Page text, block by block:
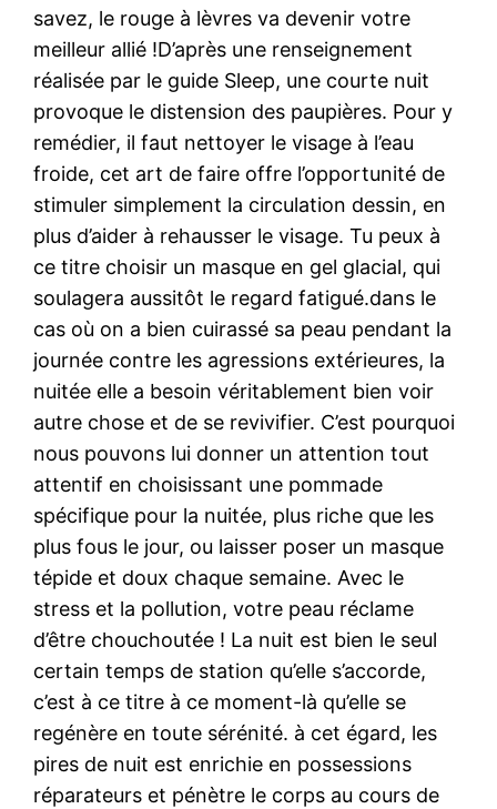
savez, le rouge à lèvres va devenir votre
meilleur allié !D’après une renseignement
réalisée par le guide Sleep, une courte nuit
provoque le distension des paupières. Pour y
remédier, il faut nettoyer le visage à l’eau
froide, cet art de faire offre l’opportunité de
stimuler simplement la circulation dessin, en
plus d’aider à rehausser le visage. Tu peux à
ce titre choisir un masque en gel glacial, qui
soulagera aussitôt le regard fatigué.dans le
cas où on a bien cuirassé sa peau pendant la
journée contre les agressions extérieures, la
nuitée elle a besoin véritablement bien voir
autre chose et de se revivifier. C’est pourquoi
nous pouvons lui donner un attention tout
attentif en choisissant une pommade
spécifique pour la nuitée, plus riche que les
plus fous le jour, ou laisser poser un masque
tépide et doux chaque semaine. Avec le
stress et la pollution, votre peau réclame
d’être chouchoutée ! La nuit est bien le seul
certain temps de station qu’elle s’accorde,
c’est à ce titre à ce moment-là qu’elle se
regénère en toute sérénité. à cet égard, les
pires de nuit est enrichie en possessions
réparateurs et pénètre le corps au cours de